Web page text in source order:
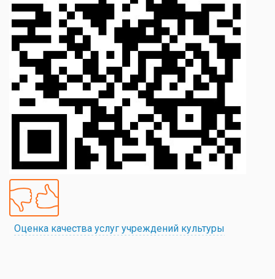
Оценка качества услуг учреждений культуры